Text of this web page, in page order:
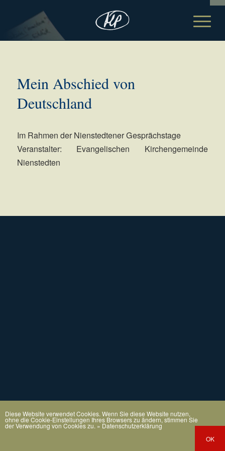
Mein Abschied von
Deutschland
Im Rahmen der Nienstedtener Gesprächstage
Veranstalter: Evangelischen Kirchengemeinde
Nienstedten
Diese Website verwendet Cookies. Wenn Sie diese Website nutzen,
ohne die Cookie-Einstellungen Ihres Browsers zu ändern, stimmen Sie
der Verwendung von Cookies zu. » Datenschutzerklärung
OK